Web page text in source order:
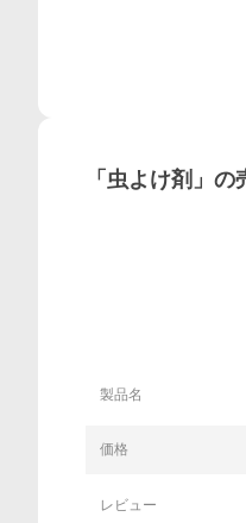
「 虫よけ剤 」の
製品名
価格
レビュー